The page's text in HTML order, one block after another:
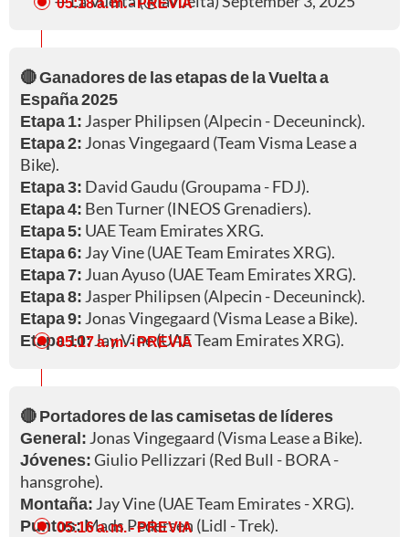
🔴 Ganadores de las etapas de la Vuelta a
España 2025
Etapa 1: Jasper Philipsen (Alpecin - Deceuninck).
Etapa 2: Jonas Vingegaard (Team Visma Lease a
Bike).
Etapa 3: David Gaudu (Groupama - FDJ).
Etapa 4: Ben Turner (INEOS Grenadiers).
Etapa 5: UAE Team Emirates XRG.
Etapa 6: Jay Vine (UAE Team Emirates XRG).
Etapa 7: Juan Ayuso (UAE Team Emirates XRG).
Etapa 8: Jasper Philipsen (Alpecin - Deceuninck).
Etapa 9: Jonas Vingegaard (Visma Lease a Bike).
Etapa 10:Jay Vine (UAE Team Emirates XRG).
05:17 a. m.- PREVIA
🔴 Portadores de las camisetas de líderes
General: Jonas Vingegaard (Visma Lease a Bike).
Jóvenes:Giulio Pellizzari (Red Bull - BORA -
hansgrohe).
Montaña: Jay Vine (UAE Team Emirates - XRG).
Puntos:Mads Pedersen (Lidl - Trek).
05:16 a. m.- PREVIA